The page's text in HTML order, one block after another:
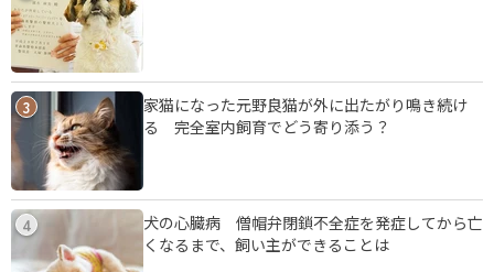
3
家猫になった元野良猫が外に出たがり鳴き続け
る 完全室内飼育でどう寄り添う？
4
犬の心臓病 僧帽弁閉鎖不全症を発症してから亡
くなるまで、飼い主ができることは